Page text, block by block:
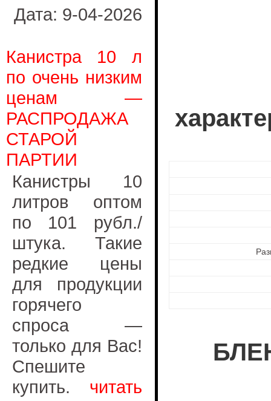
Дата: 9-04-2026
Канистра 10 л
по очень низким
ценам —
РАСПРОДАЖА
СТАРОЙ
ПАРТИИ
Канистры 10
литров оптом
по 101 рубл./
штука. Такие
редкие цены
для продукции
горячего
спроса —
только для Вас!
Спешите
купить. читать